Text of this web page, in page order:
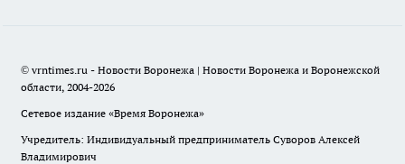
© vrntimes.ru - Новости Воронежа | Новости Воронежа и Воронежской
области, 2004-2026
Сетевое издание «Время Воронежа»
Учредитель: Индивидуальный предприниматель Суворов Алексей
Владимирович